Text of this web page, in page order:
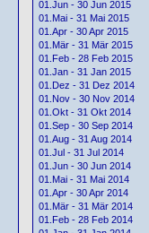
01.Jun - 30 Jun 2015
01.Mai - 31 Mai 2015
01.Apr - 30 Apr 2015
01.Mär - 31 Mär 2015
01.Feb - 28 Feb 2015
01.Jan - 31 Jan 2015
01.Dez - 31 Dez 2014
01.Nov - 30 Nov 2014
01.Okt - 31 Okt 2014
01.Sep - 30 Sep 2014
01.Aug - 31 Aug 2014
01.Jul - 31 Jul 2014
01.Jun - 30 Jun 2014
01.Mai - 31 Mai 2014
01.Apr - 30 Apr 2014
01.Mär - 31 Mär 2014
01.Feb - 28 Feb 2014